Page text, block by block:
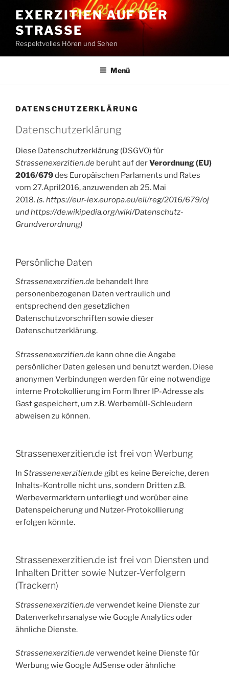
Inhalt
springen
EXERZITIEN AUF DER
STRASSE
Respektvolles Hören und Sehen
Menü
DATENSCHUTZERKLÄRUNG
Datenschutzerklärung
Diese Datenschutzerklärung (DSGVO) für
Strassenexerzitien.de beruht auf derVerordnung (EU)
2016/679des Europäischen Parlaments und Rates
vom 27.April2016, anzuwenden ab 25. Mai
2018. (s. https://eur-lex.europa.eu/eli/reg/2016/679/oj
und https://de.wikipedia.org/wiki/Datenschutz-
Grundverordnung)
Persönliche Daten
Strassenexerzitien.de behandelt Ihre
personenbezogenen Daten vertraulich und
entsprechend den gesetzlichen
Datenschutzvorschriften sowie dieser
Datenschutzerklärung.
Strassenexerzitien.de kann ohne die Angabe
persönlicher Daten gelesen und benutzt werden. Diese
anonymen Verbindungen werden für eine notwendige
interne Protokollierung im Form Ihrer IP-Adresse als
Gast gespeichert, um z.B. Werbemüll-Schleudern
abweisen zu können.
Strassenexerzitien.de ist frei von Werbung
In Strassenexerzitien.de gibt es keine Bereiche, deren
Inhalts-Kontrolle nicht uns, sondern Dritten z.B.
Werbevermarktern unterliegt und worüber eine
Datenspeicherung und Nutzer-Protokollierung
erfolgen könnte.
Strassenexerzitien.de ist frei von Diensten und
Inhalten Dritter sowie Nutzer-Verfolgern
(Trackern)
Strassenexerzitien.deverwendet keine Dienste zur
Datenverkehrsanalyse wie Google Analytics oder
ähnliche Dienste.
Strassenexerzitien.deverwendet keine Dienste für
Werbung wie Google AdSense oder ähnliche